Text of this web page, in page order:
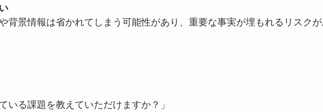
背景情報は省かれてしまう可能性があり、重要な事実が埋もれるリスク
いる課題を教えていただけますか？」